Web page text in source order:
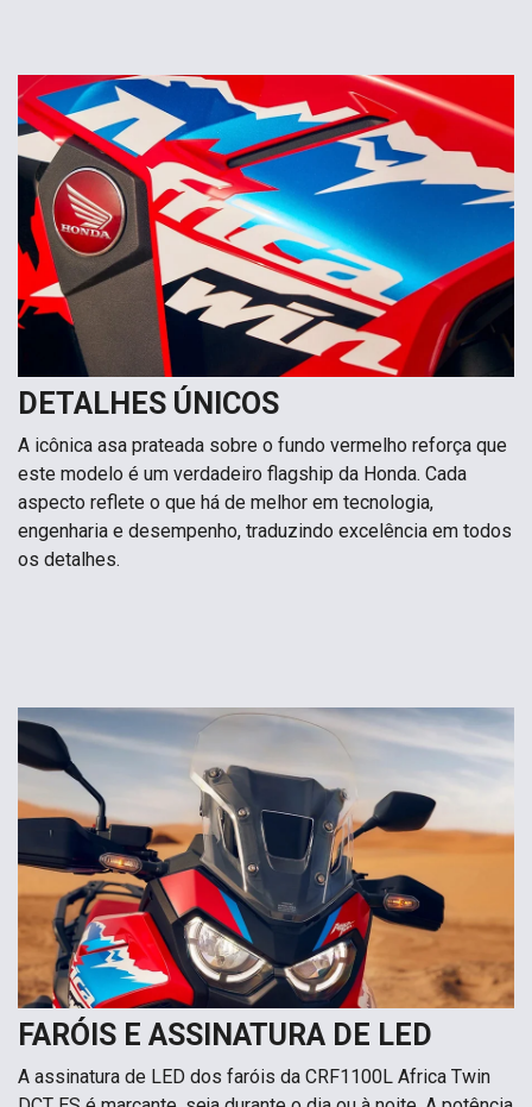
DETALHES ÚNICOS
A icônica asa prateada sobre o fundo vermelho reforça que
este modelo é um verdadeiro flagship da Honda. Cada
aspecto reflete o que há de melhor em tecnologia,
engenharia e desempenho, traduzindo excelência em todos
os detalhes.
FARÓIS E ASSINATURA DE LED
A assinatura de LED dos faróis da CRF1100L Africa Twin